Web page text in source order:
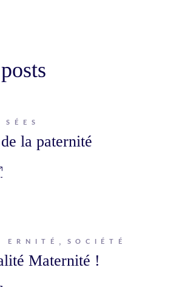
la paternité
SOCIÉTÉ
Maternité !